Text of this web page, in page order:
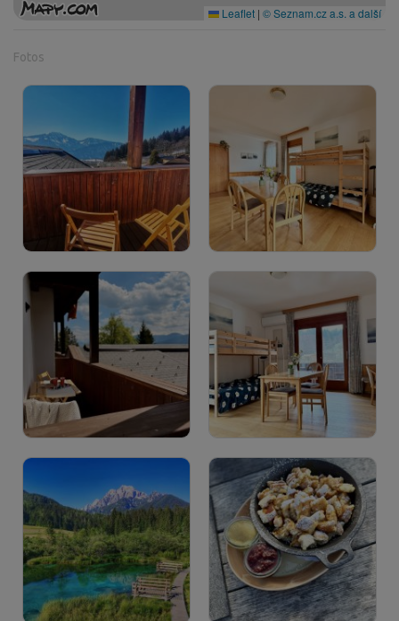
Leaflet | © Seznam.cz a.s. a další
Fotos